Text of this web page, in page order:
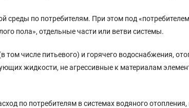
среды по потребителям. При этом под
пола», отдельные части или ветви системы.
числе питьевого) и горячего водоснабжения,
жидкости, не агрессивные к материалам
по потребителям в системах водяного отопления,